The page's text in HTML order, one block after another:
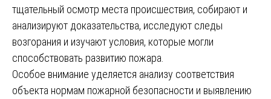
тщательный осмотр места происшествия, собирают и
анализируют доказательства, исследуют следы
возгорания и изучают условия, которые могли
способствовать развитию пожара.
Особое внимание уделяется анализу соответствия
объекта нормам пожарной безопасности и выявлению